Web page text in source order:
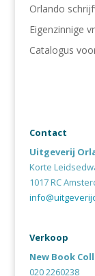
Orlando
Eigenzinnige
Catalogus
Contact
Uitgeverij
Korte
1017 RC
Verkoop
New Book
020 2260238